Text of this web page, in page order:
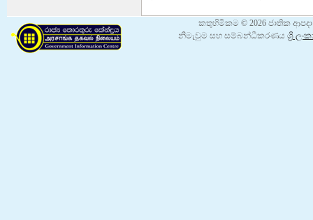
කතුහිමිකම © 2026 ජාතික
නිමැවුම සහ සම්බන්ධීකරණය ශ්‍රි